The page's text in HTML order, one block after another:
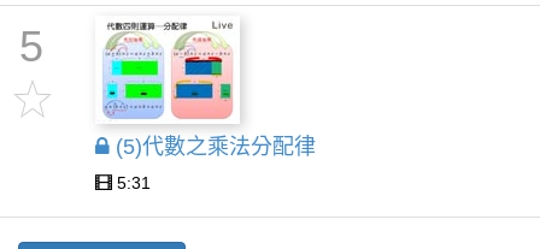
5
(5)代數之乘法分配律
5:31